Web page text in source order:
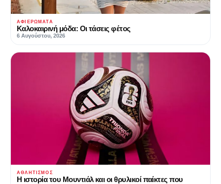
ΑΦΙΕΡΏΜΑΤΑ
Καλοκαιρινή μόδα: Οι τάσεις φέτος
6 Αυγούστου, 2026
ΑΘΛΗΤΙΣΜΌΣ
Η ιστορία του Μουντιάλ και οι θρυλικοί παίκτες που